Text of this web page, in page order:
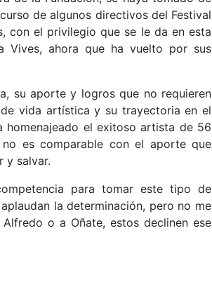
de algunos directivos del Festival
con el privilegio que se le da en esta
Vives, ahora que ha vuelto por sus
su aporte y logros que no requieren
vida artística y su trayectoria en el
homenajeado el exitoso artista de 56
es comparable con el aporte que
y salvar.
para tomar este tipo de
la determinación, pero no me
o a Oñate, estos declinen ese